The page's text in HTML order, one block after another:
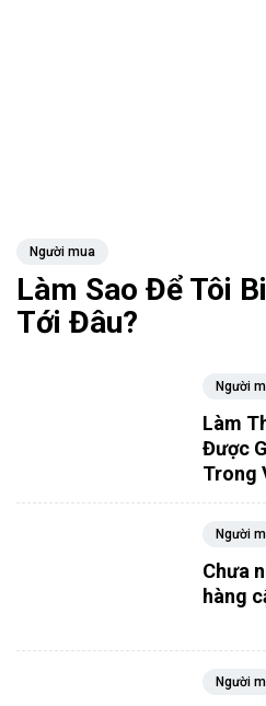
Người mua
Làm Sao Để Tôi
Tới Đâu?
Người
Làm
Được
Trong
Người
Chưa
hàng
Người